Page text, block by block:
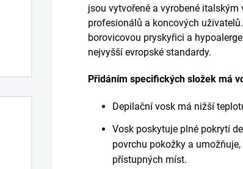
jsou vytvořené a vyrobené
profesionálů a koncových
borovicovou pryskyřici a
nejvyšší evropské standardy.
Přidáním specifických složek má
Depilační vosk má nižší
Vosk poskytuje plné pokrytí
povrchu pokožky a
přístupných míst.